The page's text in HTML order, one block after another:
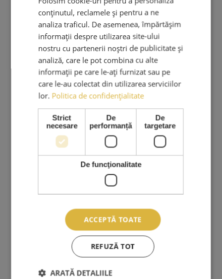
Email:
ama.lashes@gmail.com
PRODUSE & SERVICII
Cursuri Extensii Gene
Kituri Extensii Gene
Adezivi Extensii Gene
Pensete Extensii Gene
Carduri Cadou
Reduceri Si Promotii
Stilizare Sprancene
Despre Noi
conținutul, reclamele și pentru a ne
analiza traficul. De asemenea, împărtășim
informații despre utilizarea site-ului
nostru cu partenerii noștri de publicitate și
analiză, care le pot combina cu alte
informații pe care le-ați furnizat sau pe
care le-au colectat din utilizarea serviciilor
lor. Politica de confidențialitate
Strict
necesare
De
performanță
De
targetare
De funcţionalitate
ACCEPTĂ TOATE
REFUZĂ TOT
ARATĂ DETALIILE